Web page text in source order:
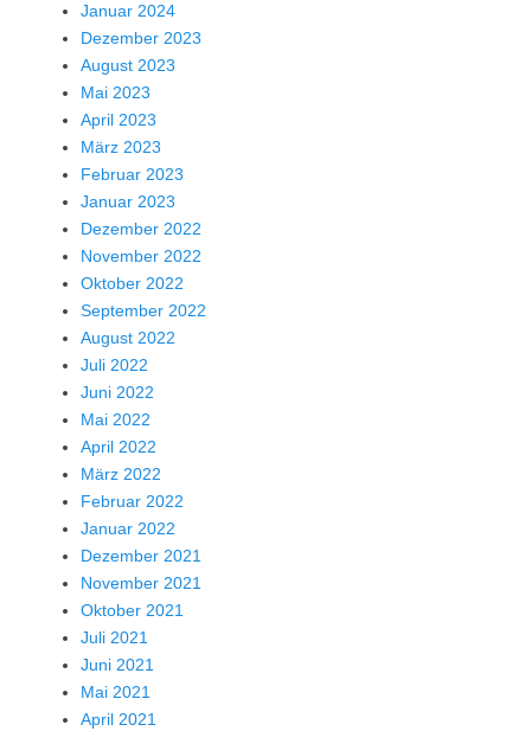
Januar 2024
Dezember 2023
August 2023
Mai 2023
April 2023
März 2023
Februar 2023
Januar 2023
Dezember 2022
November 2022
Oktober 2022
September 2022
August 2022
Juli 2022
Juni 2022
Mai 2022
April 2022
März 2022
Februar 2022
Januar 2022
Dezember 2021
November 2021
Oktober 2021
Juli 2021
Juni 2021
Mai 2021
April 2021